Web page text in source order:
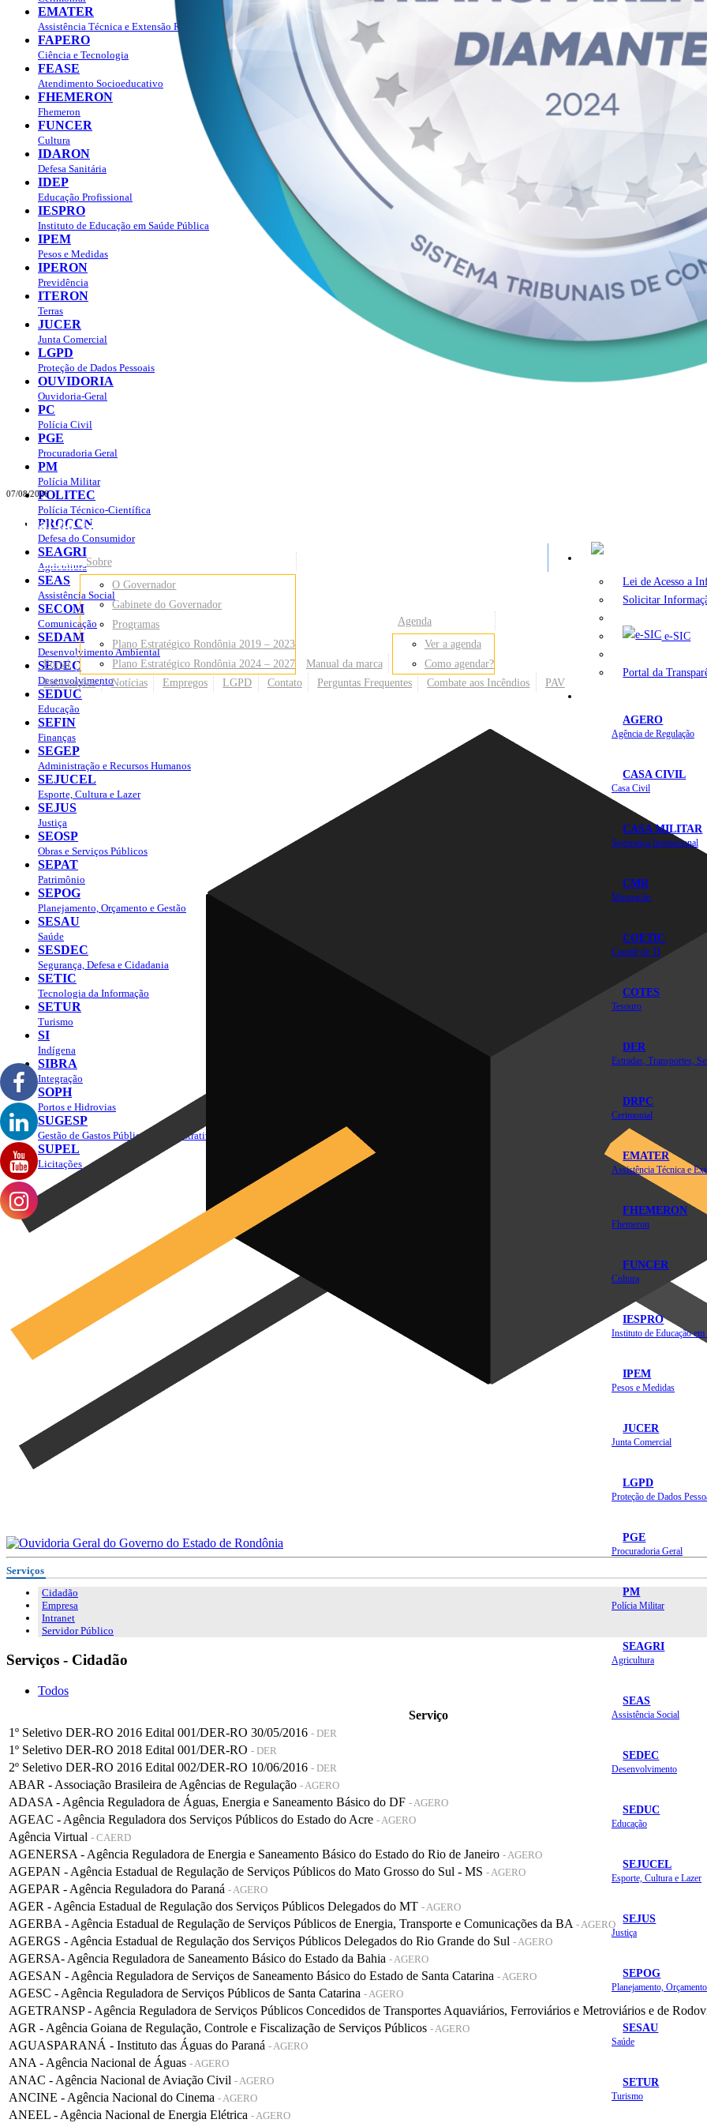
07/08/2026
Portal do Governo do
Governode Rondônia
Lei de Acesso a
Solicitar
e-SIC
Portal da
AGERO
Agência de Regulação
CASA CIVIL
Casa Civil
CASA MILITAR
Segurança Institucional
CMR
Mineração
COETIC
Comitê de TI
COTES
Tesouro
DER
DRPC
Cerimonial
EMATER
FHEMERON
Fhemeron
FUNCER
Cultura
IESPRO
IPEM
Pesos e Medidas
JUCER
Junta Comercial
LGPD
Proteção de Dados
PGE
Procuradoria Geral
PM
Polícia Militar
SEAGRI
Agricultura
SEAS
Assistência Social
SEDEC
Desenvolvimento
SEDUC
Educação
SEJUCEL
Esporte, Cultura e Lazer
SEJUS
Justiça
SEPOG
SESAU
Saúde
SETUR
Turismo
Portal
Sobre
O Governador
Gabinete do Governador
Programas
Plano Estratégico Rondônia 2019 – 2023
Plano Estratégico Rondônia 2024 – 2027
Manual da marca
Agenda
Ver a agenda
Como agendar?
Publicações
Notícias Empregos LGPD Contato Perguntas Frequentes Combate aos Incêndios PAV
EMATER
Assistência Técnica e Extensão Rural
FAPERO
Ciência e Tecnologia
FEASE
Atendimento Socioeducativo
FHEMERON
Fhemeron
FUNCER
Cultura
IDARON
Defesa Sanitária
IDEP
Educação Profissional
IESPRO
Instituto de Educação em Saúde Pública
IPEM
Pesos e Medidas
IPERON
Previdência
ITERON
Terras
JUCER
Junta Comercial
LGPD
Proteção de Dados Pessoais
OUVIDORIA
Ouvidoria-Geral
PC
Polícia Civil
PGE
Procuradoria Geral
PM
Polícia Militar
POLITEC
Polícia Técnico-Científica
PROCON
Defesa do Consumidor
SEAGRI
Agricultura
SEAS
Assistência Social
SECOM
Comunicação
SEDAM
Desenvolvimento Ambiental
SEDEC
Desenvolvimento
SEDUC
Educação
SEFIN
Finanças
SEGEP
Administração e Recursos Humanos
SEJUCEL
Esporte, Cultura e Lazer
SEJUS
Justiça
SEOSP
Obras e Serviços Públicos
SEPAT
Patrimônio
SEPOG
Planejamento, Orçamento e Gestão
SESAU
Saúde
SESDEC
Segurança, Defesa e Cidadania
SETIC
Tecnologia da Informação
SETUR
Turismo
SI
Indígena
SIBRA
Integração
SOPH
Portos e Hidrovias
SUGESP
Gestão de Gastos Públicos Administrativos
SUPEL
Licitações
Serviços
Cidadão
Empresa
Intranet
Servidor Público
Serviços - Cidadão
Todos
Serviço
1º Seletivo DER-RO 2016 Edital 001/DER-RO 30/05/2016 - DER
1º Seletivo DER-RO 2018 Edital 001/DER-RO - DER
2º Seletivo DER-RO 2016 Edital 002/DER-RO 10/06/2016 - DER
ABAR - Associação Brasileira de Agências de Regulação - AGERO
ADASA - Agência Reguladora de Águas, Energia e Saneamento Básico do DF - AGERO
AGEAC - Agência Reguladora dos Serviços Públicos do Estado do Acre - AGERO
Agência Virtual - CAERD
AGENERSA - Agência Reguladora de Energia e Saneamento Básico do Estado do Rio de Janeiro - AGERO
AGEPAN - Agência Estadual de Regulação de Serviços Públicos do Mato Grosso do Sul - MS - AGERO
AGEPAR - Agência Reguladora do Paraná - AGERO
AGER - Agência Estadual de Regulação dos Serviços Públicos Delegados do MT - AGERO
AGERBA - Agência Estadual de Regulação de Serviços Públicos de Energia, Transporte e Comunicações da BA - AGERO
AGERGS - Agência Estadual de Regulação dos Serviços Públicos Delegados do Rio Grande do Sul - AGERO
AGERSA- Agência Reguladora de Saneamento Básico do Estado da Bahia - AGERO
AGESAN - Agência Reguladora de Serviços de Saneamento Básico do Estado de Santa Catarina - AGERO
AGESC - Agência Reguladora de Serviços Públicos de Santa Catarina - AGERO
AGETRANSP - Agência Reguladora de Serviços Públicos Concedidos de Transportes Aquaviários, Ferroviários e Metroviários e de
AGR - Agência Goiana de Regulação, Controle e Fiscalização de Serviços Públicos - AGERO
AGUASPARANÁ - Instituto das Águas do Paraná - AGERO
ANA - Agência Nacional de Águas - AGERO
ANAC - Agência Nacional de Aviação Civil - AGERO
ANCINE - Agência Nacional do Cinema - AGERO
ANEEL - Agência Nacional de Energia Elétrica - AGERO